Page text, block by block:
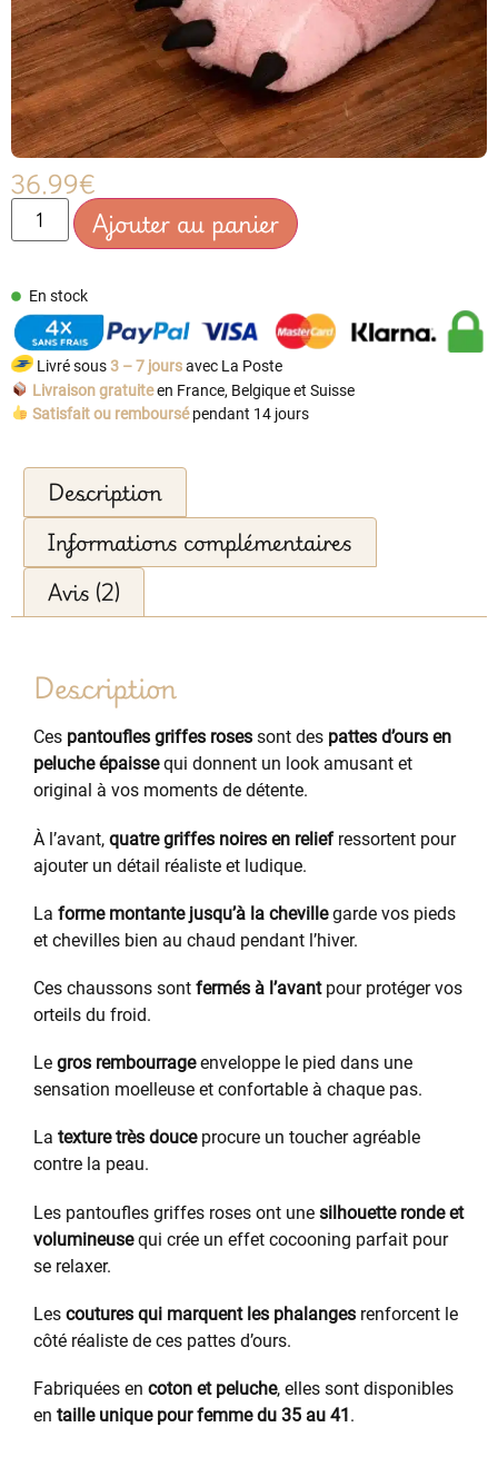
36.99€
Ajouter au panier
En stock
Livré sous3 – 7 joursavec La Poste
Livraison gratuiteen France, Belgique et Suisse
Satisfait ou remboursépendant 14 jours
Description
Informations complémentaires
Avis (2)
Description
Ces pantoufles griffes roses sont des pattes d’ours en
peluche épaissequi donnent un look amusant et
original à vos moments de détente.
À l’avant, quatre griffes noires en reliefressortent pour
ajouter un détail réaliste et ludique.
La forme montante jusqu’à la chevillegarde vos pieds
et chevilles bien au chaud pendant l’hiver.
Ces chaussons sont fermés à l’avantpour protéger vos
orteils du froid.
Le gros rembourrageenveloppe le pied dans une
sensation moelleuse et confortable à chaque pas.
La texture très douceprocure un toucher agréable
contre la peau.
Les pantoufles griffes roses ont une silhouette ronde et
volumineusequi crée un effet cocooning parfait pour
se relaxer.
Les coutures qui marquent les phalanges renforcent le
côté réaliste de ces pattes d’ours.
Fabriquées en coton et peluche, elles sont disponibles
en taille unique pour femme du 35 au 41.